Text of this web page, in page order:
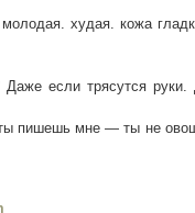
худая. кожа
если трясутся руки.
пишешь мне — ты не